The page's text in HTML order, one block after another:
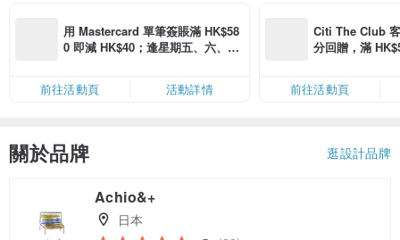
用 Mastercard 單筆簽賬滿 HK$58
0 即減 HK$40；逢星期五、六、日
卡」結帳）
前往活動頁 活動詳情
Citi The Club
分回贈，滿
前往活動頁
關於品牌 逛設計品牌
Achio&+
日本